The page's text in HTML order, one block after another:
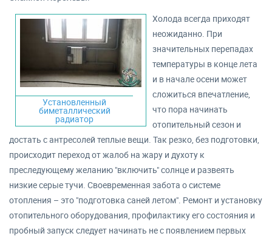
Установленный
биметаллический
радиатор
Холода всегда приходят
неожиданно. При
значительных перепадах
температуры в конце лета
и в начале осени может
сложиться впечатление,
что пора начинать
отопительный сезон и
достать с антресолей теплые вещи. Так резко, без подготовки,
происходит переход от жалоб на жару и духоту к
преследующему желанию "включить" солнце и развеять
низкие серые тучи. Своевременная забота о системе
отопления – это "подготовка саней летом". Ремонт и установку
отопительного оборудования, профилактику его состояния и
пробный запуск следует начинать не с появлением первых